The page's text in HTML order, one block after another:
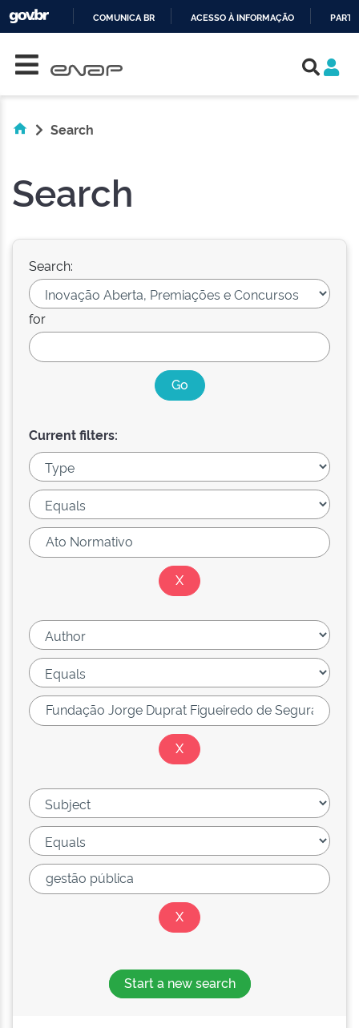
COMUNICA BR ACESSO À INFORMAÇÃO
Search
Search
Search:
for
Current filters:
Start a new search